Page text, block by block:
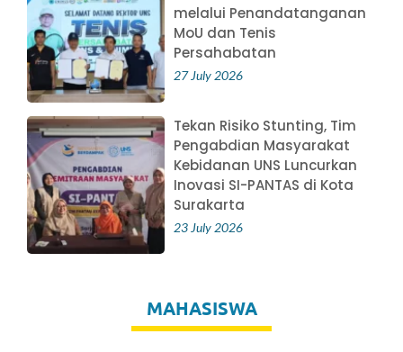
melalui Penandatanganan
MoU dan Tenis
Persahabatan
27 July 2026
Tekan Risiko Stunting, Tim
Pengabdian Masyarakat
Kebidanan UNS Luncurkan
Inovasi SI-PANTAS di Kota
Surakarta
23 July 2026
MAHASISWA